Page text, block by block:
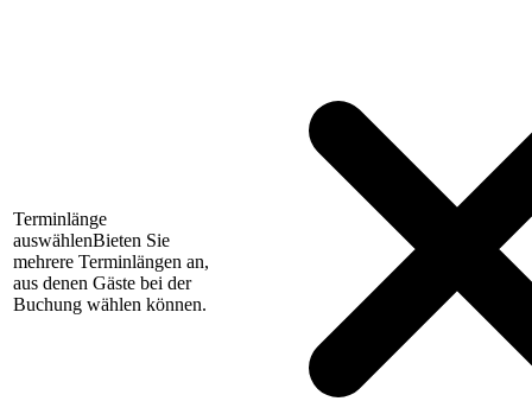
Terminlänge
auswählenBieten Sie
mehrere Terminlängen an,
aus denen Gäste bei der
Buchung wählen können.